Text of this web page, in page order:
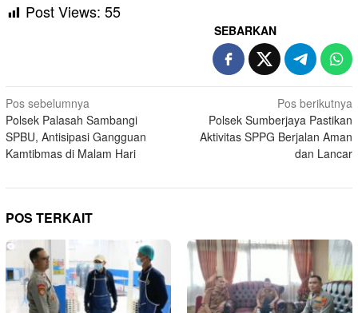
Post Views: 55
SEBARKAN
Navigasi
pos
Pos sebelumnya
Polsek Palasah Sambangi
SPBU, Antisipasi Gangguan
Kamtibmas di Malam Hari
Pos berikutnya
Polsek Sumberjaya Pastikan
Aktivitas SPPG Berjalan Aman
dan Lancar
POS TERKAIT